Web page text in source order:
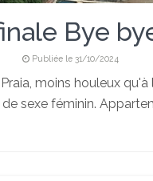
Bye
Publiée le 31/10/2024
moins houleux
sexe féminin.